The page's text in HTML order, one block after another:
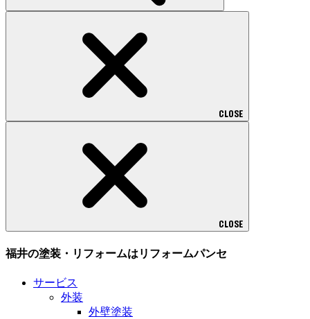
CLOSE
CLOSE
福井の塗装・リフォームはリフォームパンセ
サービス
外装
外壁塗装